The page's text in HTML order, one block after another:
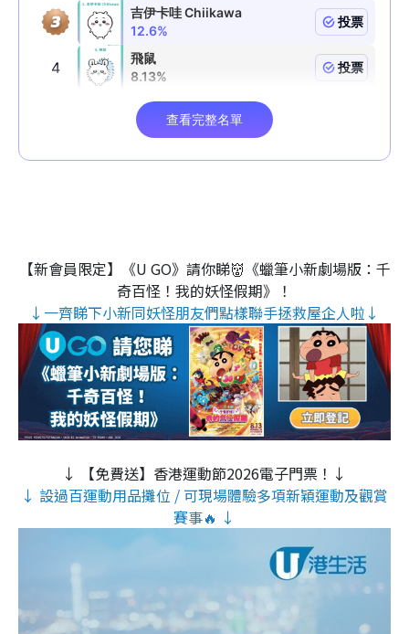
【新會員限定】《U GO》請你睇👹《蠟筆小新劇場版：千
奇百怪！我的妖怪假期》！
↓一齊睇下小新同妖怪朋友們點樣聯手拯救屋企人啦↓
↓ 【免費送】香港運動節2026電子門票！↓
↓ 設過百運動用品攤位 / 可現場體驗多項新穎運動及觀賞
賽事🔥 ↓